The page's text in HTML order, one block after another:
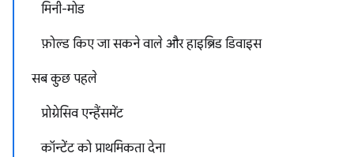
मिनी-मोड
फ़ोल्ड किए जा सकने वाले और हाइब्रिड डिवाइस
सब कुछ पहले
प्रोग्रेसिव एन्हैंसमेंट
कॉन्टेंट को प्राथमिकता देना